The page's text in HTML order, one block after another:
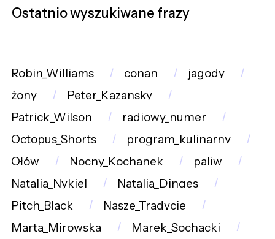
Ostatnio wyszukiwane frazy
Robin_Williams conan
jagody
żony
Peter_Kazansky
Patrick_Wilson
radiowy_numer
Octopus_Shorts
program_kulinarny
Ołów
Nocny_Kochanek
paliw
Natalia_Nykiel
Natalia_Dinges
Pitch_Black
Nasze_Tradycje
Marta_Mirowska
Marek_Sochacki